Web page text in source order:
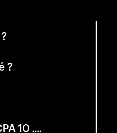
?
10 ....